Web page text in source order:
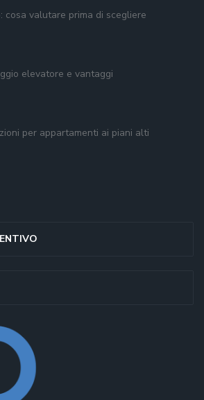
cosa valutare prima di scegliere
elevatore e vantaggi
per appartamenti ai piani alti